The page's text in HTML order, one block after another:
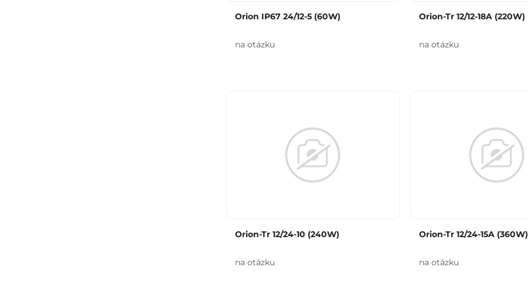
Orion IP67 24/12-5 (60W)
na otázku
Orion-Tr 12/12-18A (220W)
na otázku
Orion-Tr 12/24-10 (240W)
na otázku
Orion-Tr 12/24-15A (360W)
na otázku